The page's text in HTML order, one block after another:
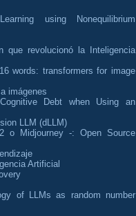
using Nonequilibrium
que revolucionó la Inteligencia
words: transformers for image
imágenes
Debt when Using an
LLM (dLLM)
o Midjourney -: Open Source
Artificial
of LLMs as random number